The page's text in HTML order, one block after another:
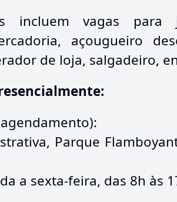
incluem vagas
açougueiro
de loja, salgadeiro,
Parque
a sexta-feira, das 8h às